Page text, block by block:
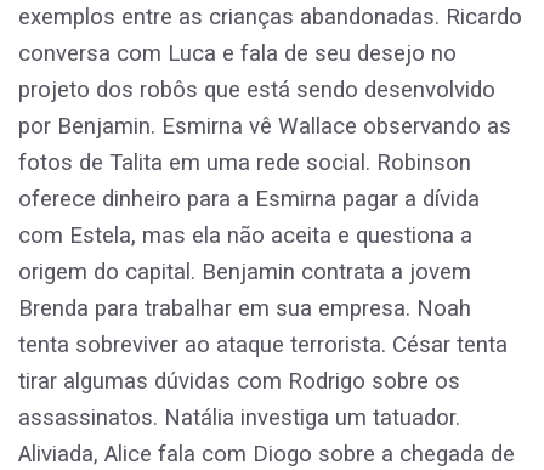
exemplos entre as crianças abandonadas. Ricardo
conversa com Luca e fala de seu desejo no
projeto dos robôs que está sendo desenvolvido
por Benjamin. Esmirna vê Wallace observando as
fotos de Talita em uma rede social. Robinson
oferece dinheiro para a Esmirna pagar a dívida
com Estela, mas ela não aceita e questiona a
origem do capital. Benjamin contrata a jovem
Brenda para trabalhar em sua empresa. Noah
tenta sobreviver ao ataque terrorista. César tenta
tirar algumas dúvidas com Rodrigo sobre os
assassinatos. Natália investiga um tatuador.
Aliviada, Alice fala com Diogo sobre a chegada de